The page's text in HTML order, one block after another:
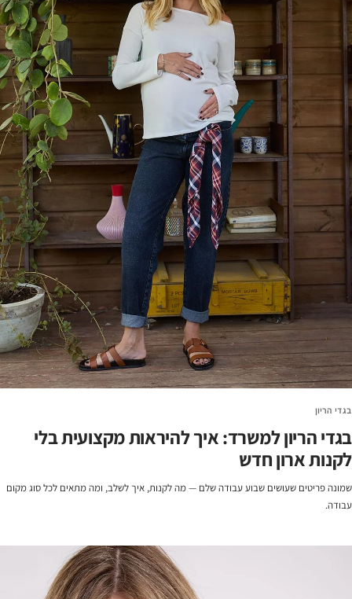
בגדי הריון
בגדי הריון למשרד: איך להיראות מקצועית בלי
לקנות ארון חדש
שמונה פריטים שעושים שבוע עבודה שלם — מה לקנות, איך לשלב, ומה מתאים לכל סוג מקום
עבודה.